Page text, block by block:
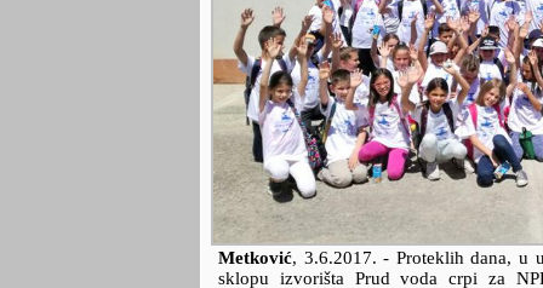
Metković, 3.6.2017.- Proteklih dana, u
sklopu izvorišta Prud voda crpi za